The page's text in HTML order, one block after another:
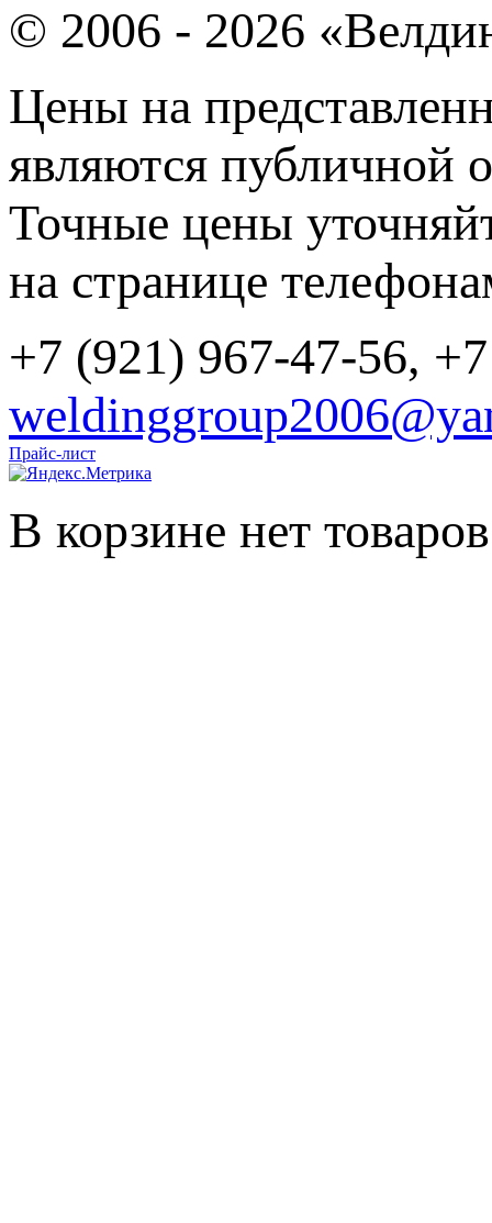
© 2006 - 2026
Цены на
являются публичной
Точные цены
на странице
+7 (921) 967-47-56,
Прайс-лист
В корзине нет товаров